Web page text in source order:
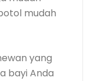
mudah
yang
bayi Anda